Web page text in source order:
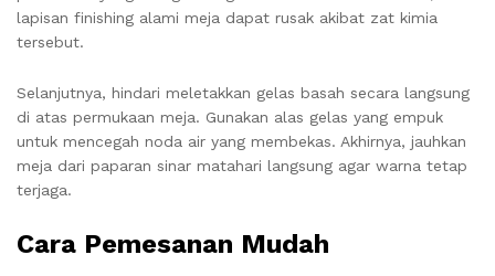
lapisan finishing alami meja dapat rusak akibat zat kimia
tersebut.
Selanjutnya, hindari meletakkan gelas basah secara langsung
di atas permukaan meja. Gunakan alas gelas yang empuk
untuk mencegah noda air yang membekas. Akhirnya, jauhkan
meja dari paparan sinar matahari langsung agar warna tetap
terjaga.
Cara Pemesanan Mudah